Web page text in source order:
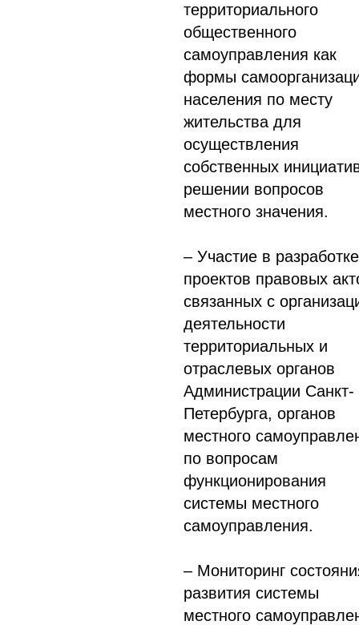
территориального
общественного
самоуправления как
формы
населения по месту
жительства для
осуществления
собственных
решении вопросов
местного значения.
– Участие в разработке
проектов правовых
связанных с
деятельности
территориальных и
отраслевых органов
Администрации Санкт-
Петербурга, органов
местного
по вопросам
функционирования
системы местного
самоуправления.
– Мониторинг
развития системы
местного